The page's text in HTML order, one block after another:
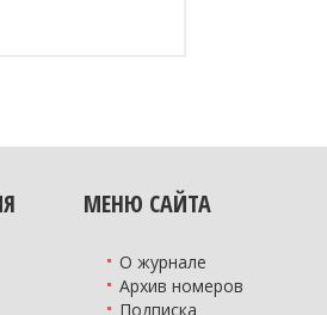
МЕНЮ САЙТА
О журнале
Архив номеров
Подписка